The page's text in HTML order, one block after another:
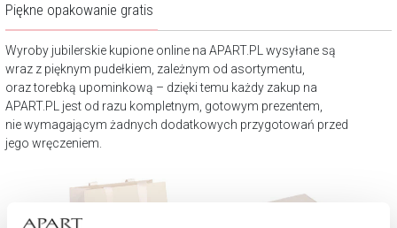
Piękne opakowanie gratis
Wyroby jubilerskie kupione online na APART.PL wysyłane są
wraz z pięknym pudełkiem, zależnym od asortymentu,
oraz torebką upominkową – dzięki temu każdy zakup na
APART.PL jest od razu kompletnym, gotowym prezentem,
nie wymagającym żadnych dodatkowych przygotowań przed
jego wręczeniem.